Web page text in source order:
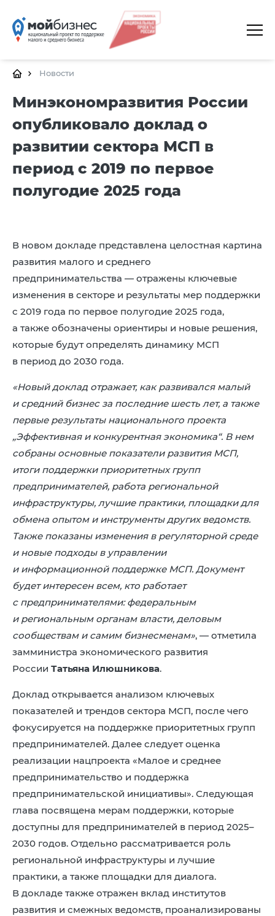
8 (4942) 42-35-83
Версия для слабовидящих
ГЛАВНАЯ
ЦЕНТРЫ
КАЛЕНДАРЬ МЕРОПРИЯТИЙ
ДОКУМЕНТЫ
ПОЛЕЗНЫЕ ССЫЛКИ
Новости
Минэкономразвития России
опубликовало доклад о
развитии сектора МСП в
период с 2019 по первое
полугодие 2025 года
В новом докладе представлена целостная картина
развития малого и среднего
предпринимательства — отражены ключевые
изменения в секторе и результаты мер поддержки
с 2019 года по первое полугодие 2025 года,
а также обозначены ориентиры и новые решения,
которые будут определять динамику МСП
в период до 2030 года.
«Новый доклад отражает, как развивался малый
и средний бизнес за последние шесть лет, а также
первые результаты национального проекта
„Эффективная и конкурентная экономика“. В нем
собраны основные показатели развития МСП,
итоги поддержки приоритетных групп
предпринимателей, работа региональной
инфраструктуры, лучшие практики, площадки для
обмена опытом и инструменты других ведомств.
Также показаны изменения в регуляторной среде
и новые подходы в управлении
и информационной поддержке МСП. Документ
будет интересен всем, кто работает
с предпринимателями: федеральным
и региональным органам власти, деловым
сообществам и самим бизнесменам», — отметила
замминистра экономического развития
России Татьяна Илюшникова.
Доклад открывается анализом ключевых
показателей и трендов сектора МСП, после чего
фокусируется на поддержке приоритетных групп
предпринимателей. Далее следует оценка
реализации нацпроекта «Малое и среднее
предпринимательство и поддержка
предпринимательской инициативы». Следующая
глава посвящена мерам поддержки, которые
доступны для предпринимателей в период 2025–
2030 годов. Отдельно рассматривается роль
региональной инфраструктуры и лучшие
практики, а также площадки для диалога.
В докладе также отражен вклад институтов
развития и смежных ведомств, проанализированы